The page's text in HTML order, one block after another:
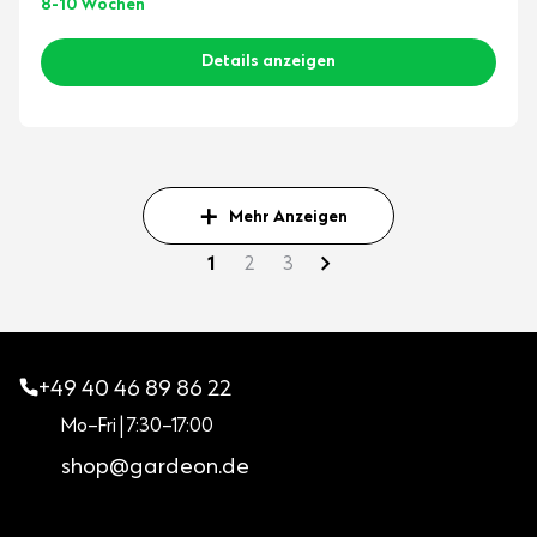
8-10 Wochen
Details anzeigen
1 2 3
Mehr Anzeigen
+49 40 46 89 86 22
Mo–Fri | 7:30–17:00
shop@gardeon.de